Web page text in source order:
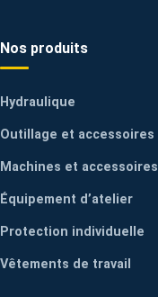
Nos produits
Hydraulique
Outillage et accessoires
Machines et accessoires
Équipement d’atelier
Protection individuelle
Vêtements de travail